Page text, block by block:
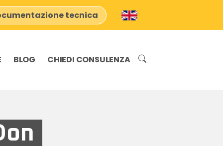
tecnica
BLOG CHIEDI CONSULENZA